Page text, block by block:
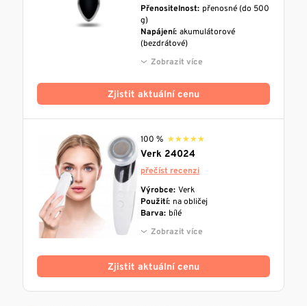
Přenositelnost: přenosné (do 500
g)
Napájení: akumulátorové
(bezdrátové)
Zobrazit více
Zjistit aktuální cenu
100 % ★★★★★
★★★★★
Verk 24024
přečíst recenzi
Výrobce: Verk
Použití: na obličej
Barva: bílé
Zobrazit více
Zjistit aktuální cenu